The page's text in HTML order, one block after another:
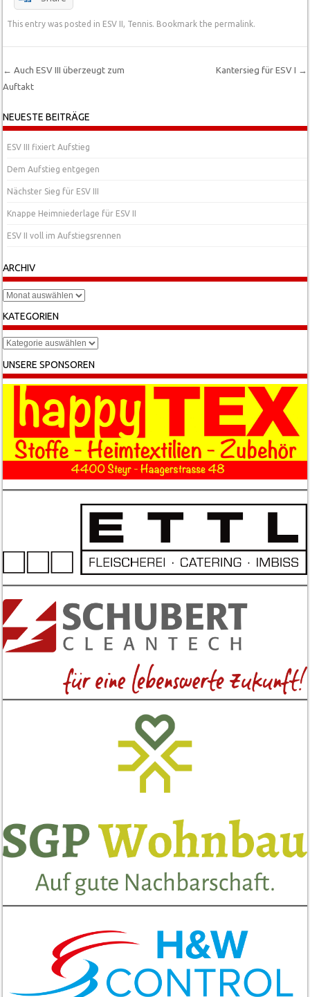
This entry was posted in ESV II , Tennis. Bookmark the permalink.
Post navigation
← Auch ESV III überzeugt zum
Auftakt
Kantersieg für ESV I →
NEUESTE BEITRÄGE
ESV III fixiert Aufstieg
Dem Aufstieg entgegen
Nächster Sieg für ESV III
Knappe Heimniederlage für ESV II
ESV II voll im Aufstiegsrennen
ARCHIV
Archiv
KATEGORIEN
Kategorien
UNSERE SPONSOREN